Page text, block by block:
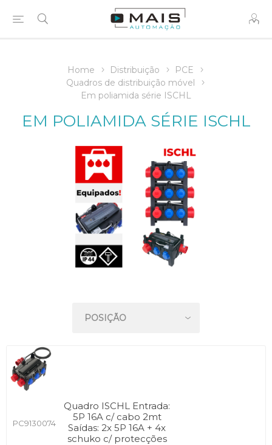
Home Distribuição
PCE
Quadros de distribuição móvel
Em poliamida série ISCHL
EM POLIAMIDA SÉRIE ISCHL
PC9130074
Quadro ISCHL Entrada:
5P 16A c/ cabo 2mt
Saídas: 2x 5P 16A + 4x
schuko c/ protecções